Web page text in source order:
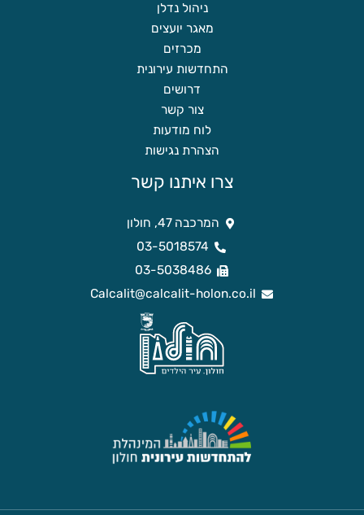
ניהול נדלן
מאגר יועצים
מכרזים
התחדשות עירונית
דרושים
צור קשר
לוח מודעות
הצהרת נגישות
צרו איתנו קשר
המרכבה 47, חולון
03-5018574
03-5038486
Calcalit@calcalit-holon.co.il